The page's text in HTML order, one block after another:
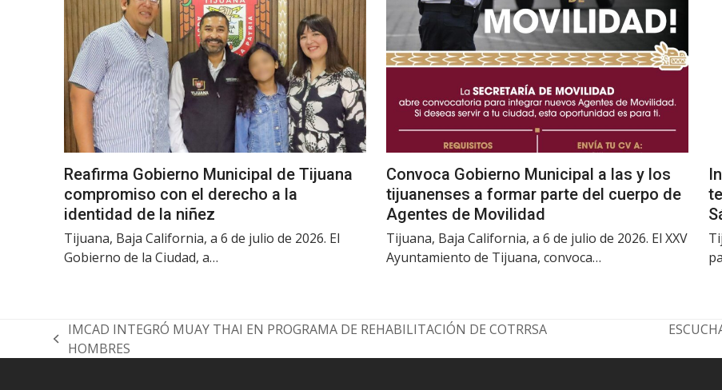
Reafirma Gobierno Municipal de Tijuana
compromiso con el derecho a la
identidad de la niñez
Tijuana, Baja California, a 6 de julio de 2026. El
Gobierno de la Ciudad, a…
Convoca Gobierno Municipal a las y los
tijuanenses a formar parte del cuerpo de
Agentes de Movilidad
Tijuana, Baja California, a 6 de julio de 2026. El XXV
Ayuntamiento de Tijuana, convoca…
previous
IMCAD INTEGRÓ MUAY THAI EN PROGRAMA DE REHABILITACIÓN DE COTRRSA
HOMBRES